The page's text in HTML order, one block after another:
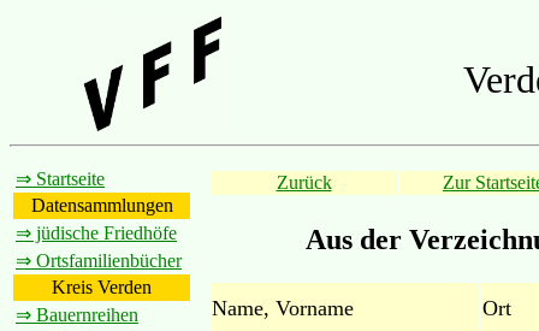
⇒ Startseite
Datensammlungen
⇒ jüdische Friedhöfe
⇒ Ortsfamilienbücher
Kreis Verden
⇒ Bauernreihen
Zurück Zur
Aus der
Name, Vorname Ort